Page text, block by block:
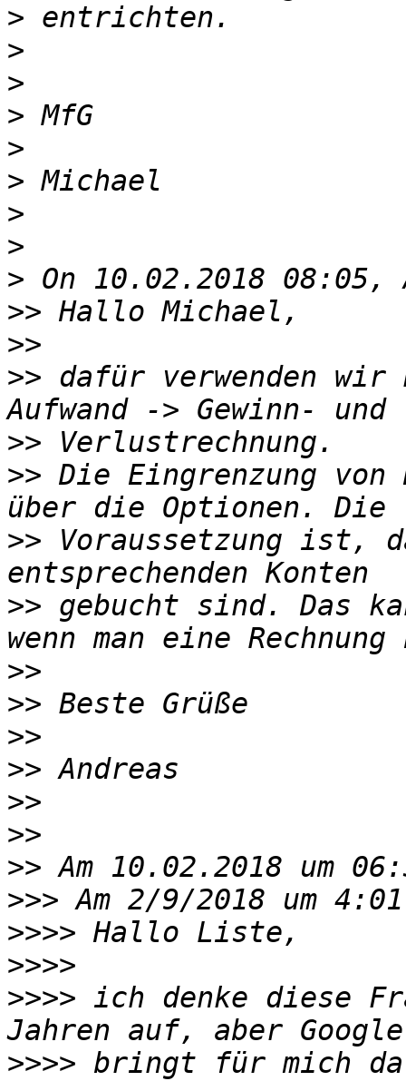
>
>
>
>
>
>
>
>
>
>>
>>
>> dafür verwenden
>>
>> Die Eingrenzung
>> Voraussetzung ist,
>> gebucht sind. Das
>>
>>
>>
>>
>>
>>
>>
>>>
>>>>
>>>>
>>>> ich denke diese
>>>> bringt für mich da